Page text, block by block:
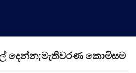
දෙන්න;මැතිවරණ කොමිසම